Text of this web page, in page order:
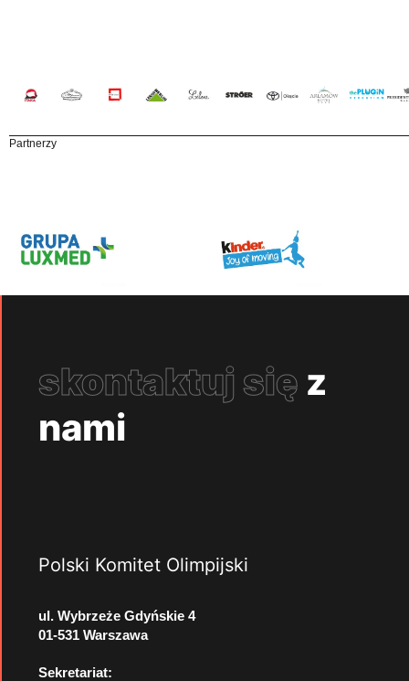
Partnerzy
skontaktuj się z
nami
Polski Komitet Olimpijski
ul. Wybrzeże Gdyńskie 4
01-531 Warszawa
Sekretariat: